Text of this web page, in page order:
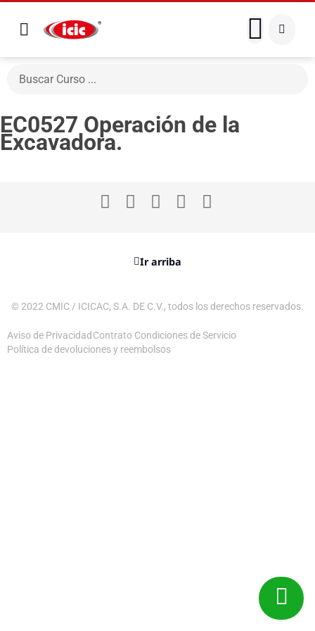
EC0527 Operación de la
Excavadora.
Ir arriba
© 2022 CMIC / ICICAC, S.A. DE C.V., todos los derechos reservados.
Aviso de Privacidad Contrato Condiciones de Servicio
Política de devoluciones y reembolsos